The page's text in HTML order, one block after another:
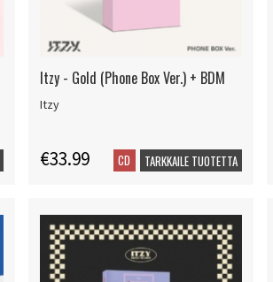
Itzy - Gold (Phone Box Ver.) + BDM
Itzy
€33.99 CD TARKKAILE TUOTETTA